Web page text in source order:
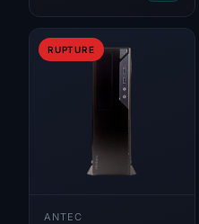
RUPTURE
ANTEC